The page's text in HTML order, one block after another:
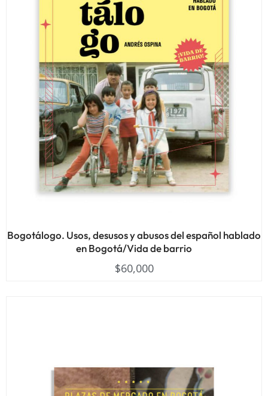
Bogotálogo. Usos, desusos y abusos del español hablado
en Bogotá/Vida de barrio
$60,000